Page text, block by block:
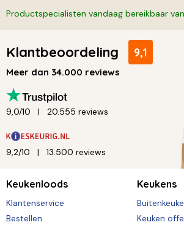
Productspecialisten vandaag bereikbaar
Klantbeoordeling 9,1
Meer dan 34.000 reviews
9,0/10 20.555 reviews
9,2/10 13.500 reviews
Keukenloods
Klantenservice
Bestellen
Keukens
Keuken